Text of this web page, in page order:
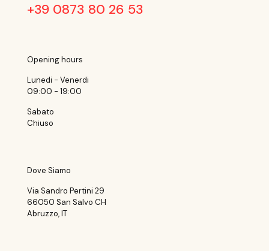
+39 0873 80 26 53
Opening hours
Lunedi - Venerdi
09:00 - 19:00
Sabato
Chiuso
Dove Siamo
Via Sandro Pertini 29
66050 San Salvo CH
Abruzzo, IT